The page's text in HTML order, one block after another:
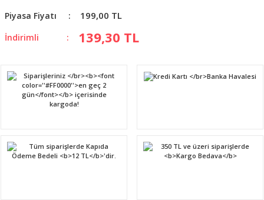
Piyasa Fiyatı 199,00 TL
İndirimli 139,30 TL